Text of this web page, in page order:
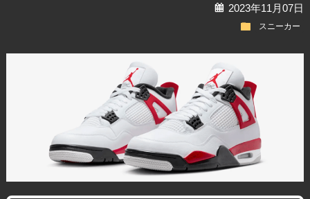
calendar2023年11月07日
folder スニーカー